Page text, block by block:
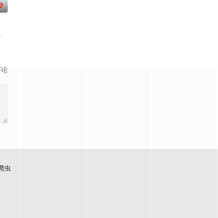
一跃成为人上人时
神秘感，让人们产生敬畏和好奇。这10支故事里，
》总作监西位辉实，联手打造国风武侠与星际科幻对撞的高燃新番！改编自
虫